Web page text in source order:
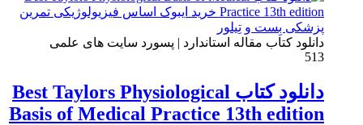
دانلود کتاب مقاله استاندارد | پسورد سایت های علمی
513
دانلود کتاب Best Taylors Physiological
Basis of Medical Practice 13th edition